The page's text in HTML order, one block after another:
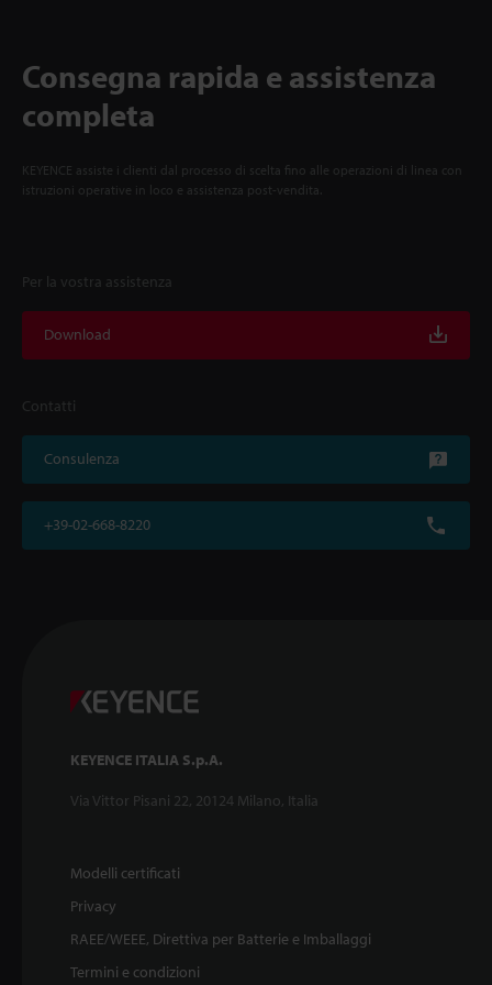
Consegna rapida e assistenza
completa
KEYENCE assiste i clienti dal processo di scelta fino alle operazioni di linea con
istruzioni operative in loco e assistenza post-vendita.
Per la vostra assistenza
Download
Contatti
Consulenza
+39-02-668-8220
KEYENCE ITALIA S.p.A.
Via Vittor Pisani 22, 20124 Milano, Italia
Modelli certificati
Privacy
RAEE/WEEE, Direttiva per Batterie e Imballaggi
Termini e condizioni